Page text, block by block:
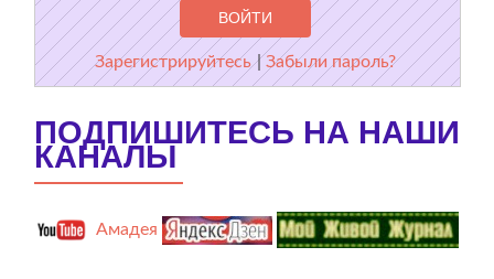
Зарегистрируйтесь |Забыли пароль?
ПОДПИШИТЕСЬ НА НАШИ
КАНАЛЫ
Амадея